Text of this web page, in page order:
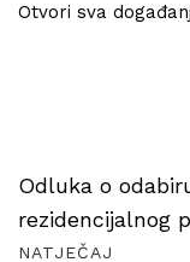
Otvori sva
Odluka o
rezidencijalnog
NATJEČAJ